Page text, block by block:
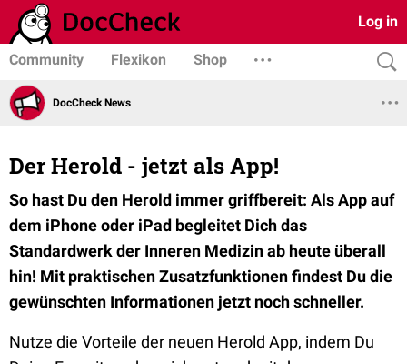
Log in
Community Flexikon Shop
DocCheck News
Der Herold - jetzt als App!
So hast Du den Herold immer griffbereit: Als App auf
dem iPhone oder iPad begleitet Dich das
Standardwerk der Inneren Medizin ab heute überall
hin! Mit praktischen Zusatzfunktionen findest Du die
gewünschten Informationen jetzt noch schneller.
Nutze die Vorteile der neuen Herold App, indem Du